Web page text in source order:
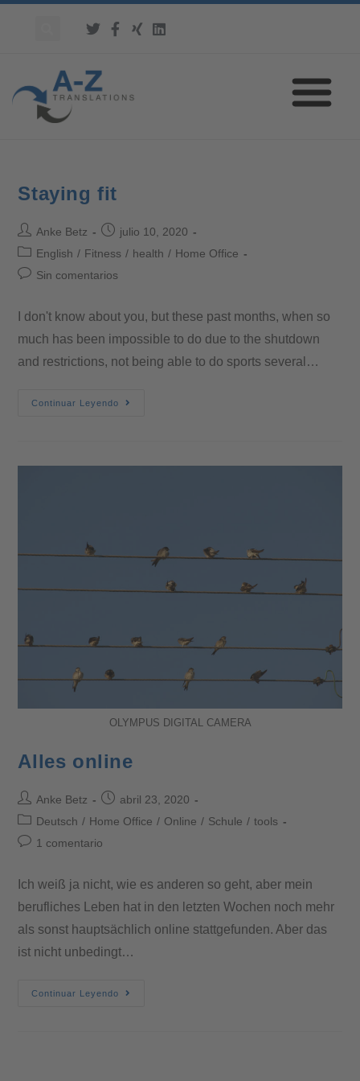
Staying fit
Anke Betz
julio 10, 2020
English / Fitness / health / Home Office
Sin comentarios
I don't know about you, but these past months, when so
much has been impossible to do due to the shutdown
and restrictions, not being able to do sports several…
Continuar Leyendo
OLYMPUS DIGITAL CAMERA
Alles online
Anke Betz
abril 23, 2020
Deutsch / Home Office / Online / Schule / tools
1 comentario
Ich weiß ja nicht, wie es anderen so geht, aber mein
berufliches Leben hat in den letzten Wochen noch mehr
als sonst hauptsächlich online stattgefunden. Aber das
ist nicht unbedingt…
Continuar Leyendo